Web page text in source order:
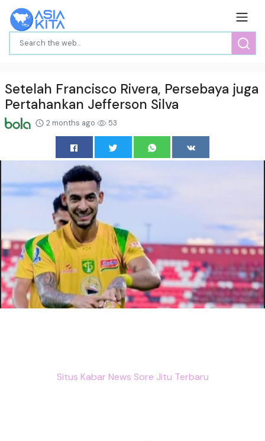
Setelah Francisco Rivera, Persebaya juga
Pertahankan Jefferson Silva
2 months ago 53
Situs Kabar News Sore Jitu Terbaru